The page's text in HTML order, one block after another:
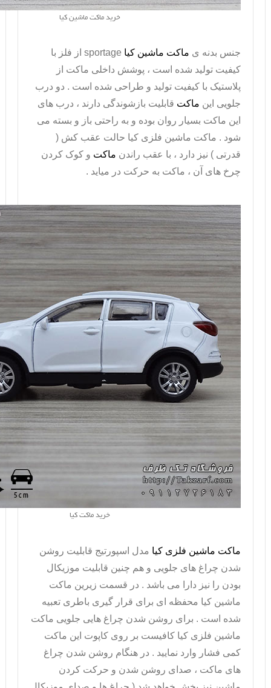
خرید ماکت ماشین کیا
جنس بدنه ی ماکت ماشین کیا sportage از فلز با
کیفیت تولید شده است ، پوشش داخلی ماکت از
پلاستیک با کیفیت تولید و طراحی شده است . دو درب
جلویی این ماکت قابلیت بازشوندگی دارند ، درب های
این ماکت بسیار روان بوده و به راحتی باز و بسته می
شود . ماکت ماشین فلزی کیا حالت عقب کش (
قدرتی ) نیز دارد ، با عقب راندن ماکت و کوک کردن
چرخ های آن ، ماکت به حرکت در میاید .
خرید ماکت کیا
ماکت ماشین فلزی کیا مدل اسپورتیج قابلیت روشن
شدن چراغ های جلویی و هم چنین قابلیت موزیکال
بودن را نیز دارا می باشد . در قسمت زیرین ماکت
ماشین کیا محفظه ای برای قرار گیری باطری تعبیه
شده است . برای روشن شدن چراغ هایی جلویی ماکت
ماشین فلزی کیا کافیست بر روی کاپوت این ماکت
کمی فشار وارد نمایید . در هنگام روشن شدن چراغ
های ماکت ، صدای روشن شدن و حرکت کردن